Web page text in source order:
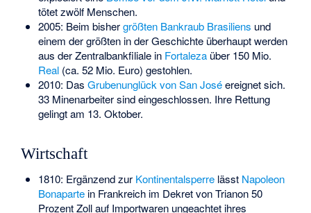
tötet zwölf Menschen.
2005: Beim bishergrößten Bankraub Brasiliens und
einem der größten in der Geschichte überhaupt werden
aus derZentralbankfilialein Fortalezaüber 150 Mio.
Real(ca. 52 Mio. Euro) gestohlen.
2010: Das Grubenunglück von San Joséereignet sich.
33 Minenarbeiter sind eingeschlossen. Ihre Rettung
gelingt am 13. Oktober.
Wirtschaft
1810: Ergänzend zur Kontinentalsperrelässt Napoleon
Bonapartein Frankreich im Dekret von Trianon 50
Prozent Zoll auf Importwaren ungeachtet ihres